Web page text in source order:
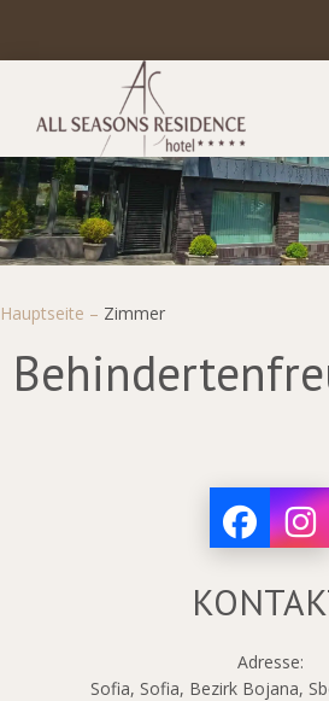
Hauptseite – Zimmer
Adresse:
Sofia, Sofia, Bezirk Bojana,